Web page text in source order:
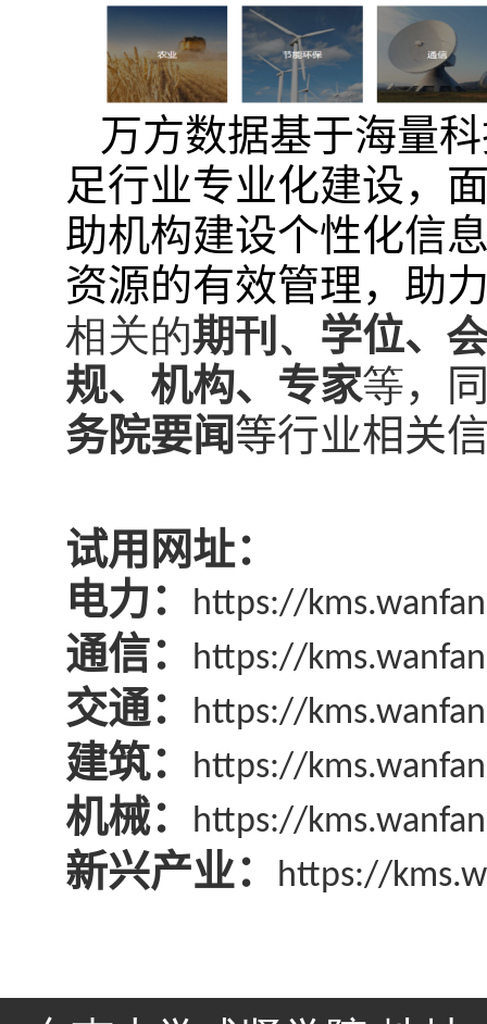
万方数据基于海量
足行业专业化建设，
助机构建设个性化信
资源的有效管理，助
相关的期刊、 学位、
规、 机构、专家等，
务院要闻等行业相关
试用网址：
电力：
https://
通信： https://
交通： https://
建筑： https://
机械： https://
新兴产业： https://